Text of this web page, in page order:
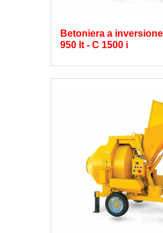
Betoniera a
950 lt - C 1500 i